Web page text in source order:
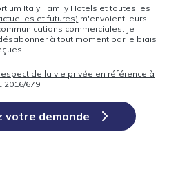
Italy Family Hotels et toutes les
et futures) m'envoient leurs
commerciales. Je
à tout moment par le biais
de la vie privée en référence à
2016/679
votre demande